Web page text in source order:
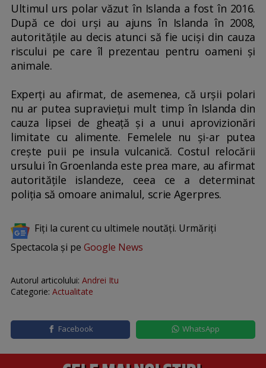
Ultimul urs polar văzut în Islanda a fost în 2016.
După ce doi urşi au ajuns în Islanda în 2008,
autorităţile au decis atunci să fie ucişi din cauza
riscului pe care îl prezentau pentru oameni şi
animale.
Experţi au afirmat, de asemenea, că urşii polari
nu ar putea supravieţui mult timp în Islanda din
cauza lipsei de gheaţă şi a unui aprovizionări
limitate cu alimente. Femelele nu şi-ar putea
creşte puii pe insula vulcanică. Costul relocării
ursului în Groenlanda este prea mare, au afirmat
autorităţile islandeze, ceea ce a determinat
poliţia să omoare animalul, scrie Agerpres.
Fiți la curent cu ultimele noutăți. Urmăriți
Spectacola și pe Google News
Autorul articolului: Andrei Itu
Categorie: Actualitate
Facebook WhatsApp